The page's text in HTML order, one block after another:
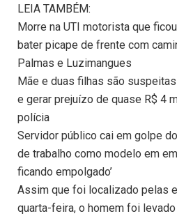
LEIA TAMBÉM:
Morre na UTI motorista que
bater picape de frente com
Palmas e Luzimangues
Mãe e duas filhas são
e gerar prejuízo de quase R$ 4
polícia
Servidor público cai em golpe
de trabalho como modelo em
ficando empolgado’
Assim que foi localizado pelas
quarta-feira, o homem foi levado